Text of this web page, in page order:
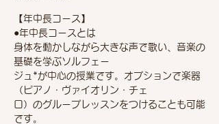
【年中長コース】
●年中長コースとは
身体を動かしながら大きな声で歌い、音楽の
基礎を学ぶソルフェー
ジュ*が中心の授業です。オプションで楽器
（ピアノ・ヴァイオリン・チェ
ロ）のグループレッスンをつけることも可能
です。